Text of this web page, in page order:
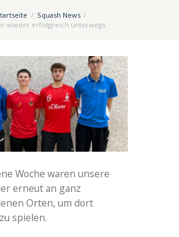
Squash News
wieder erfolgreich unterwegs
Woche waren unsere
erneut an ganz
Orten, um dort
spielen.